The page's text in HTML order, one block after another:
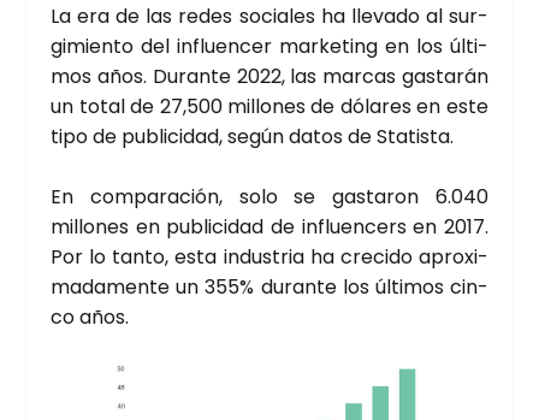
La era de las redes socia­les ha lle­va­do al sur­
gi­mien­to del influen­cer mar­ke­ting en los últi­
mos años. Duran­te 2022, las mar­cas gas­ta­rán
un total de 27,500 millo­nes de dóla­res en este
tipo de publi­ci­dad, según datos de Sta­tis­ta.
En com­pa­ra­ción, solo se gas­ta­ron 6.040
millo­nes en publi­ci­dad de influen­cers en 2017.
Por lo tan­to, esta indus­tria ha cre­ci­do apro­xi­
ma­da­men­te un 355% duran­te los últi­mos cin­
co años.